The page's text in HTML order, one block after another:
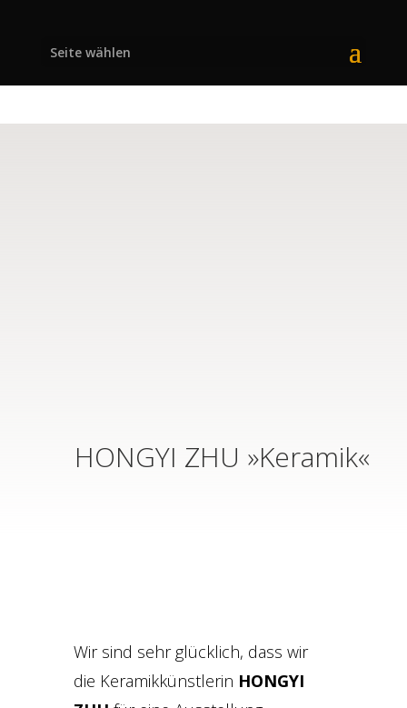
Seite wählen
HONGYI ZHU »Keramik«
Wir sind sehr glücklich, dass wir
die Keramikkünstlerin HONGYI